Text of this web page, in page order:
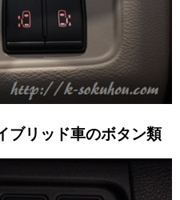
ブリッド車のボタン類